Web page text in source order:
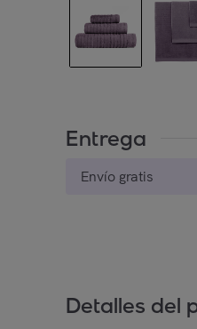
Entrega
Envío gratis
Detalles del